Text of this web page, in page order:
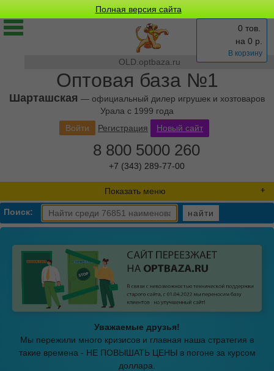
Полная версия сайта
OLD.optbaza.ru
Оптовая база №1
Шарташская — официальный дилер игрушек и хозтоваров
Урала с 1999 года
0 тов.
на 0 р.
В корзину
Войти Регистрация Новый сайт
8 800 5000 260
+7 (343) 289-77-00
Показать меню
Поиск: найти
Уважаемые друзья!
Мы пережили много кризисов и главная наша стратегия в
такие времена - НЕ ПОВЫШАТЬ ЦЕНЫ в погоне за курсом
доллара.